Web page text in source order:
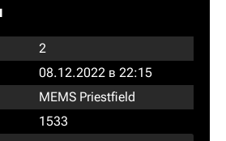
2
08.12.2022 в 22:15
MEMS Priestfield
1533